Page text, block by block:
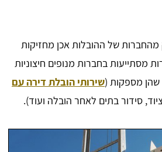
מהחברות של ההובלות אכן מחזיקות
מסתייעות בחברות מנופים חיצוניות
שהן מספקות (שירותי הובלת דירה עם
סידור בתים לאחר הובלה ועוד).